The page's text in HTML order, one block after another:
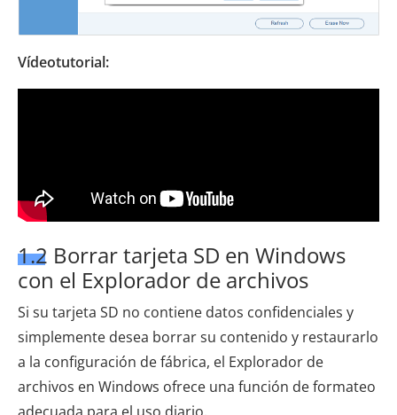
Vídeotutorial:
1.2 Borrar tarjeta SD en Windows
con el Explorador de archivos
Si su tarjeta SD no contiene datos confidenciales y
simplemente desea borrar su contenido y restaurarlo
a la configuración de fábrica, el Explorador de
archivos en Windows ofrece una función de formateo